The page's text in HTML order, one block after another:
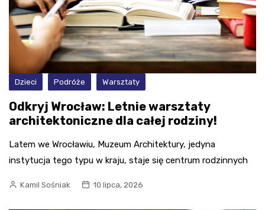
Dzieci Podróże Warsztaty
Odkryj Wrocław: Letnie warsztaty
architektoniczne dla całej rodziny!
Latem we Wrocławiu, Muzeum Architektury, jedyna
instytucja tego typu w kraju, staje się centrum rodzinnych
Kamil Sośniak 10 lipca, 2026